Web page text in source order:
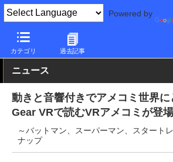
Powered by
カテゴリ 過去記事
PC Watch 市場 サービス
ニュース
動きと音響付きでアメコミ世界
Gear VRで読むVRアメコミが登場
～バットマン、スーパーマン、スタート
ナップ